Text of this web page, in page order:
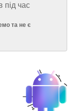
під час
та не є